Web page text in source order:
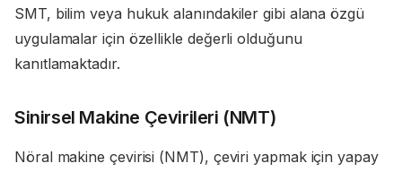
SMT, bilim veya hukuk alanındakiler gibi alana özgü
uygulamalar için özellikle değerli olduğunu
kanıtlamaktadır.
Sinirsel Makine Çevirileri (NMT)
Nöral makine çevirisi (NMT), çeviri yapmak için yapay